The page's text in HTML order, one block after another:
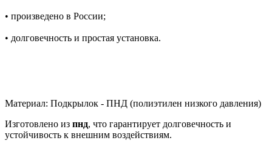
• произведено в России;
• долговечность и простая установка.
Материал: Подкрылок - ПНД (полиэтилен низкого давления)
Изготовлено из пнд, что гарантирует долговечность и
устойчивость к внешним воздействиям.